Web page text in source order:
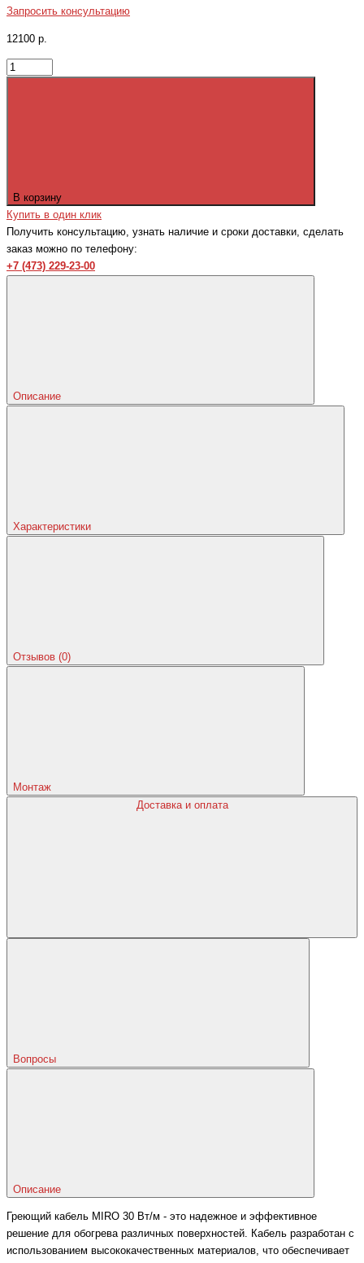
Запросить консультацию
12100 р.
В корзину
Купить в один клик
Получить консультацию, узнать наличие и сроки доставки, сделать
заказ можно по телефону:
+7 (473) 229-23-00
Описание
Характеристики
Отзывов (0)
Монтаж
Доставка и оплата
Вопросы
Описание
Греющий кабель MIRO 30 Вт/м - это надежное и эффективное
решение для обогрева различных поверхностей. Кабель разработан с
использованием высококачественных материалов, что обеспечивает